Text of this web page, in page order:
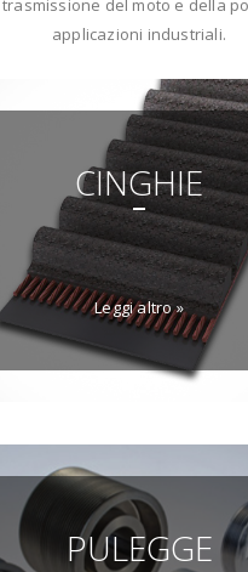
del moto e della
applicazioni industriali.
CINGHIE
Leggi altro »
PULEGGE